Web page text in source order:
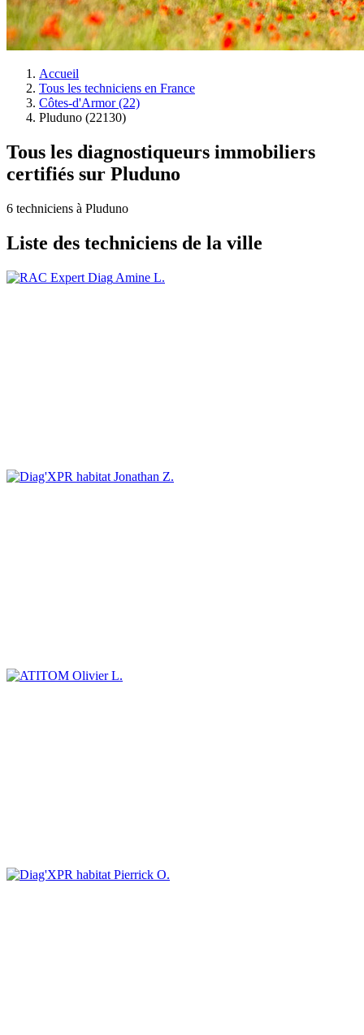
Accueil
Tous les techniciens en France
Côtes-d'Armor (22)
Pluduno (22130)
Tous les diagnostiqueurs immobiliers
certifiés sur Pluduno
6 techniciens à Pluduno
Liste des techniciens de la ville
Amine L.
Jonathan Z.
Olivier L.
Pierrick O.